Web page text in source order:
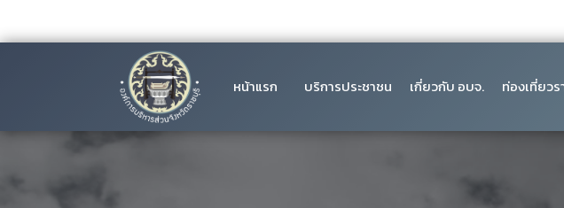
หน้าแรก บริการประชาชน เกี่ยวกับ อบจ. ท่องเที่ยว